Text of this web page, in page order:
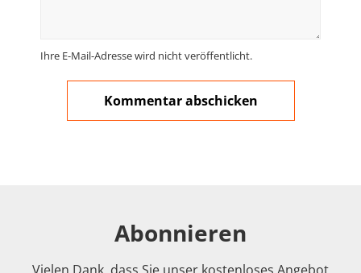
Ihre E-Mail-Adresse wird nicht veröffentlicht.
Abonnieren